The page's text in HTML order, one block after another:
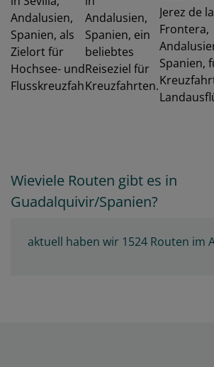
Wieviele Routen gibt es in
Guadalquivir/Spanien?
aktuell haben wir 1524 Routen im